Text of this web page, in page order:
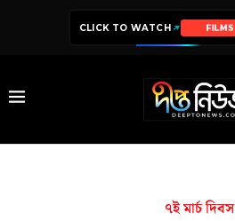
CLICK TO WATCH FILMS
৭ই মার্চ দিবস